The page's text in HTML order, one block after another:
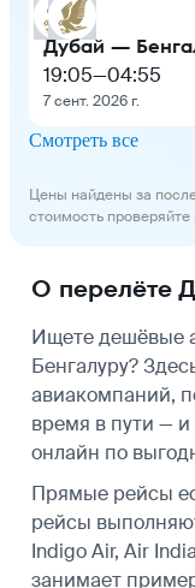
Дубай —
19:05—04:55
7 сент. 2026 г.
Смотреть все
Цены найдены за
стоимость проверяйте
О перелёте
Ищете дешёвые
Бенгалуру?
авиакомпаний,
время в пути — и
онлайн по
Прямые рейсы
рейсы
Indigo Air, Air
занимает